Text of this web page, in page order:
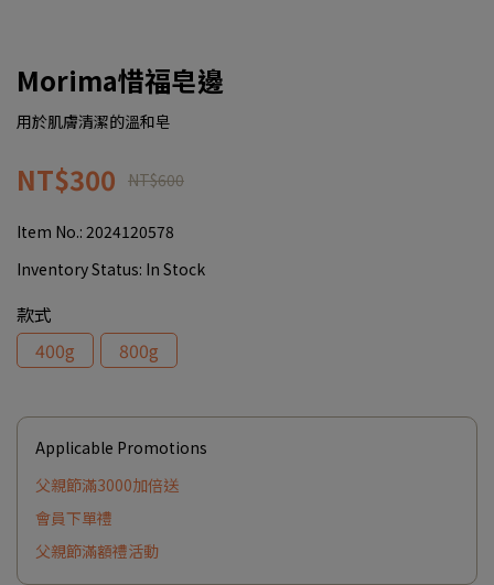
Morima惜福皂邊
用於肌膚清潔的溫和皂
NT$300 NT$600
Item No.: 2024120578
Inventory Status: In Stock
款式
400g
800g
Applicable Promotions
父親節滿3000加倍送
會員下單禮
父親節滿額禮活動